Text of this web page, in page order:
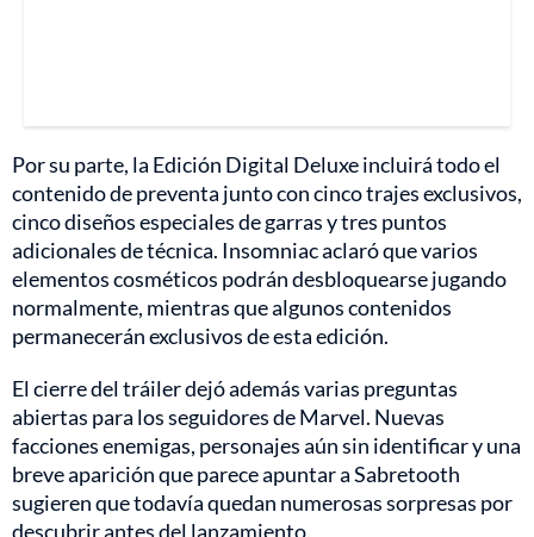
Por su parte, la Edición Digital Deluxe incluirá todo el
contenido de preventa junto con cinco trajes exclusivos,
cinco diseños especiales de garras y tres puntos
adicionales de técnica. Insomniac aclaró que varios
elementos cosméticos podrán desbloquearse jugando
normalmente, mientras que algunos contenidos
permanecerán exclusivos de esta edición.
El cierre del tráiler dejó además varias preguntas
abiertas para los seguidores de Marvel. Nuevas
facciones enemigas, personajes aún sin identificar y una
breve aparición que parece apuntar a Sabretooth
sugieren que todavía quedan numerosas sorpresas por
descubrir antes del lanzamiento.